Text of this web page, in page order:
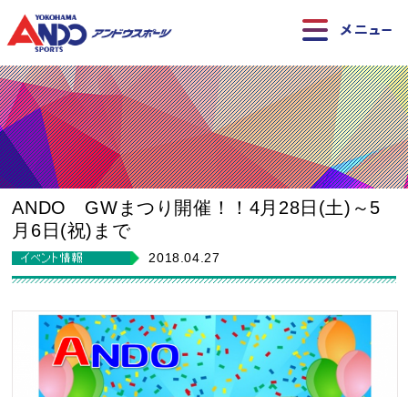
ANDO GWまつり開催！！4月28日(土)～5
月6日(祝)まで
2018.04.27